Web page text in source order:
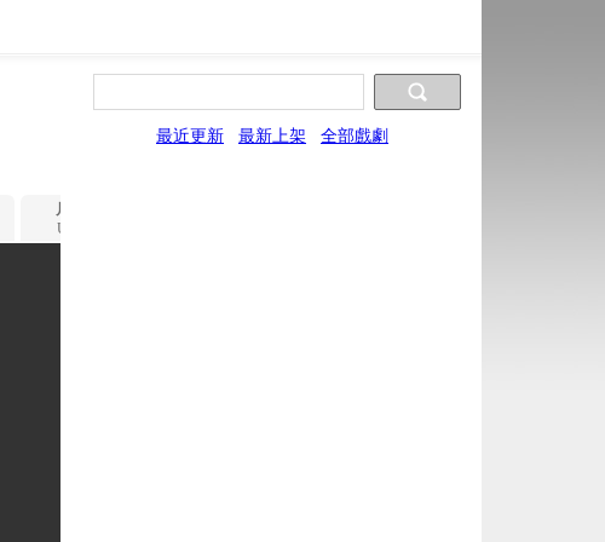
最近更新 最新上架 全部戲劇
片源9
UYun